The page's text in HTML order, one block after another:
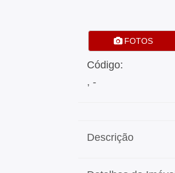
FOTOS
Código:
, -
Descrição